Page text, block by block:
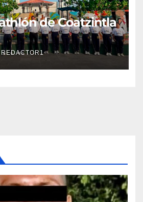
de Coatzintla
REDACTOR1